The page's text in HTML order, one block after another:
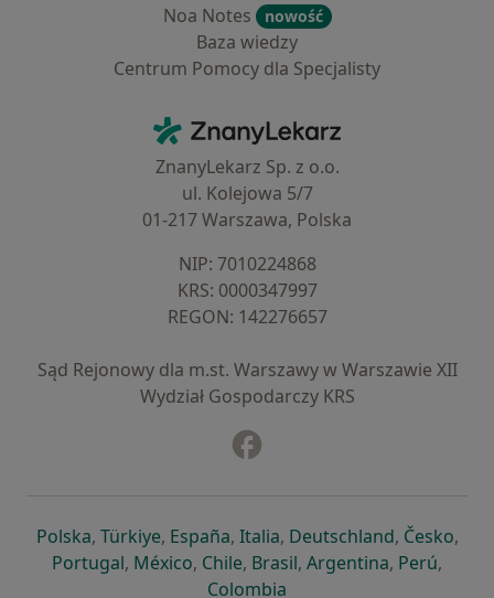
Noa Notes
nowość
Baza wiedzy
Centrum Pomocy dla Specjalisty
ZnanyLekarz - Strona główna
ZnanyLekarz Sp. z o.o.
ul. Kolejowa 5/7
01-217 Warszawa, Polska
NIP: ⁠7010224868
KRS: ⁠0000347997
REGON: ⁠142276657
Sąd Rejonowy dla m.st. Warszawy w Warszawie XII
Wydział Gospodarczy KRS
Polskaotwiera się w nowej karcie
, Türkiyeotwiera się w nowej karcie
, Españaotwiera się w nowej karcie
, Italiaotwiera się w nowej
, Deutschlandotwiera się
, Česko,
Portugalotwiera się w nowej karcie
, Méxicootwiera się w nowej karcie
, Chileotwiera się w nowej karcie
, Brasilotwiera się w nowej
, Argentinaotwiera się
, Perú,
Colombia